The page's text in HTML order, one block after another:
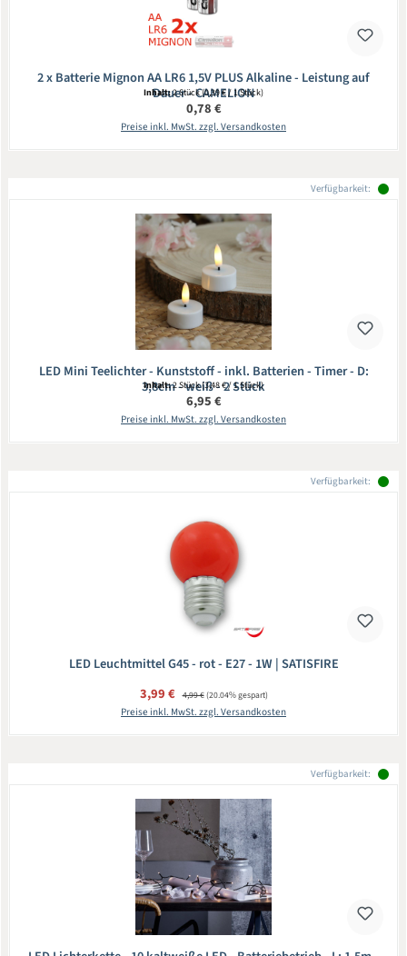
2 x Batterie Mignon AA LR6 1,5V PLUS Alkaline - Leistung auf
Dauer - CAMELION
Inhalt:2 Stück(0,39 € / 1 Stück)
Regulärer Preis:
0,78 €
Preise inkl. MwSt. zzgl. Versandkosten
Verfügbarkeit:
LED Mini Teelichter - Kunststoff - inkl. Batterien - Timer - D:
3,8cm - weiß - 2 Stück
Inhalt:2 Stück(3,48 € / 1 Stück)
Regulärer Preis:
6,95 €
Preise inkl. MwSt. zzgl. Versandkosten
Verfügbarkeit:
LED Leuchtmittel G45 - rot - E27 - 1W | SATISFIRE
Verkaufspreis:
3,99 € Regulärer Preis:
4,99 €(20.04% gespart)
Preise inkl. MwSt. zzgl. Versandkosten
Verfügbarkeit: